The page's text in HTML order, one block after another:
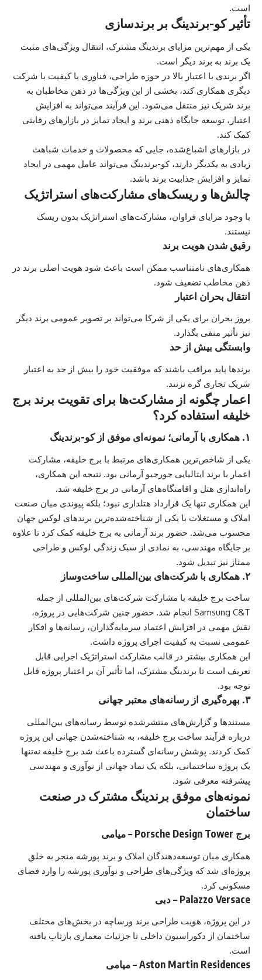
است.
تأثیر کو-برندینگ بر برندسازی
یکی از مهم‌ترین مزایای برندینگ مشترک، انتقال ویژگی‌های مثبت
یک برند به برند دیگر است.
اگر برندی با اعتبار بالا در حوزه طراحی، فناوری یا کیفیت با شرکت
دیگری همکاری کند، بخشی از این ویژگی‌ها در ذهن مخاطبان به
برند شریک نیز منتقل می‌شود. این فرآیند می‌تواند به افزایش
اعتبار، توسعه جایگاه ذهنی برند و ایجاد تمایز در بازارهای رقابتی
کمک کند.
در بازارهای اشباع‌شده، جایی که محصولات و خدمات شباهت
زیادی به یکدیگر دارند، کو-برندینگ می‌تواند عامل مهمی در ایجاد
تمایز و افزایش جذابیت برند باشد.
چالش‌ها و ریسک‌های مشارکت‌های استراتژیک
با وجود مزایای فراوان، مشارکت‌های استراتژیک بدون ریسک
نیستند.
رقیق شدن هویت برند
همکاری‌های نامتناسب ممکن است باعث شود هویت اصلی برند در
ذهن مخاطب تضعیف شود.
انتقال بحران اعتبار
بروز بحران برای یکی از شرکا می‌تواند بر تصویر عمومی برند دیگر
نیز تأثیر منفی بگذارد.
وابستگی بیش از حد
برندها باید مراقب باشند که موفقیت خود را بیش از حد به اعتبار
شریک تجاری گره نزنند.
اعمار چگونه از مشارکت‌ها برای تقویت برند برج
خلیفه استفاده کرد؟
۱. همکاری با آرمانی؛ نمونه‌ای موفق از کو-برندینگ
یکی از شاخص‌ترین همکاری‌های مرتبط با برج خلیفه، مشارکت
اعمار با برند ایتالیایی جورجیو آرمانی بود. نتیجه این همکاری،
راه‌اندازی هتل و اقامتگاه‌های آرمانی در برج خلیفه شد.
این همکاری تنها یک قرارداد هتلداری نبود؛ بلکه پیوندی میان صنعت
املاک و مستغلات با یکی از شناخته‌شده‌ترین برندهای لوکس جهان
محسوب می‌شد. حضور برند آرمانی به برج خلیفه کمک کرد تا علاوه
بر جایگاه مهندسی، به نمادی از سبک زندگی لوکس و طراحی
ممتاز نیز تبدیل شود.
۲. همکاری با شرکت‌های بین‌المللی ساخت‌وساز
ساخت برج خلیفه با مشارکت شرکت‌های بین‌المللی از جمله
Samsung C&T انجام شد. حضور چنین شرکت‌هایی در پروژه،
نقش مهمی در افزایش اعتماد سرمایه‌گذاران، رسانه‌ها و افکار
عمومی نسبت به کیفیت اجرای پروژه داشت.
این همکاری بیشتر در قالب مشارکت استراتژیک اجرایی قابل
تعریف است تا برندینگ مشترک، اما تأثیر آن بر اعتبار پروژه قابل
توجه بود.
۳. بهره‌گیری از رسانه‌های معتبر جهانی
مستندها و گزارش‌های منتشرشده توسط رسانه‌های بین‌المللی
درباره فرآیند ساخت برج خلیفه، به شناخته‌شدن جهانی این پروژه
کمک کردند. پوشش رسانه‌ای گسترده باعث شد برج خلیفه نه‌تنها
یک پروژه ساختمانی، بلکه یک نماد جهانی از نوآوری و مهندسی
پیشرفته معرفی شود.
نمونه‌های موفق برندینگ مشترک در صنعت
ساختمان
برج Porsche Design Tower – میامی
همکاری میان توسعه‌دهندگان املاک و برند پورشه منجر به خلق
پروژه‌ای شد که ویژگی‌های طراحی و نوآوری پورشه را وارد فضای
مسکونی کرد.
Palazzo Versace – دبی
در این پروژه، هویت طراحی برند ورساچه در بخش‌های مختلف
ساختمان از دکوراسیون داخلی تا جزئیات معماری بازتاب یافته
است.
Aston Martin Residences – میامی